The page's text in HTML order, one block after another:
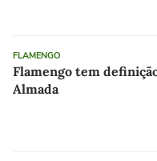
FLAMENGO
Flamengo tem
Almada